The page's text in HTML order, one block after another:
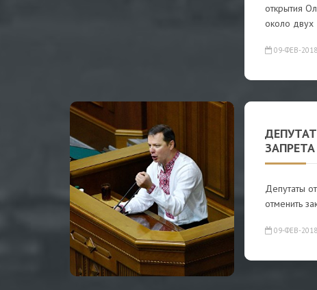
открытия
около двух
09-ФЕВ-2018
Депутаты
отменить
09-ФЕВ-2018